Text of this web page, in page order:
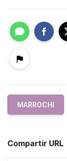
MARROCHI
Compartir URL